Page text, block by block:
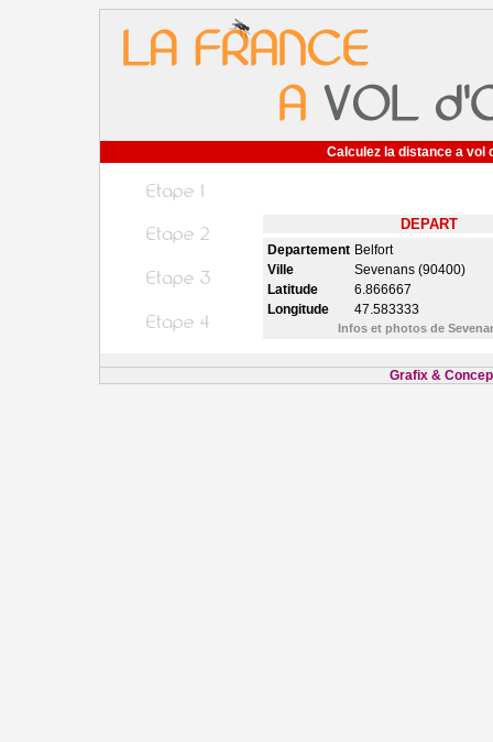
Calculez la distance a vol
DEPART
Departement Belfort
Ville
Sevenans (90400)
Latitude
6.866667
Longitude
47.583333
Infos et photos de
Grafix &